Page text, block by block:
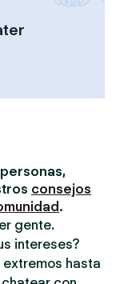
consejos
.
gente.
intereses?
hasta